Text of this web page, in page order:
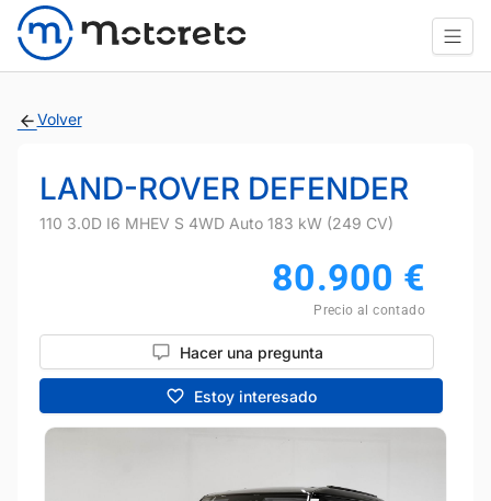
Volver
LAND-ROVER DEFENDER
110 3.0D I6 MHEV S 4WD Auto 183 kW (249 CV)
80.900 €
Precio al contado
Hacer una pregunta
Estoy interesado